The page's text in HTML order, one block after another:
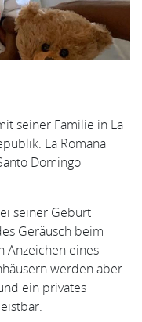
seiner Familie in La
La Romana
Domingo
seiner Geburt
Geräusch beim
Anzeichen eines
werden aber
ein privates